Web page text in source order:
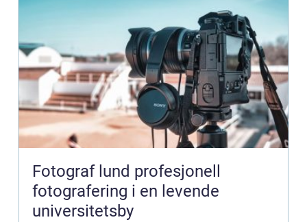
Fotograf lund profesjonell
fotografering i en levende
universitetsby